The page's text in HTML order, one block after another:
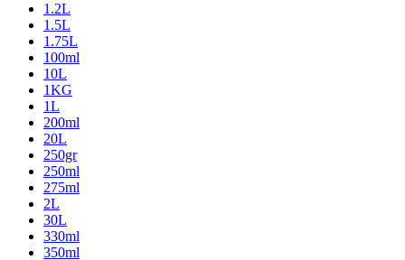
1.2L
1.5L
1.75L
100ml
10L
1KG
1L
200ml
20L
250gr
250ml
275ml
2L
30L
330ml
350ml